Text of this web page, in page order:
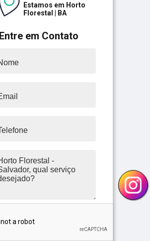
Entre em Contato
Estamos em Horto
Florestal | BA